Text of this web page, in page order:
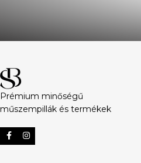
Prémium minőségű
műszempillák és termékek